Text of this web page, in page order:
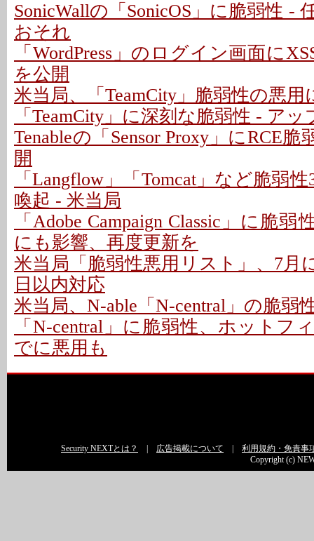
SonicWallの「SonicOS」に脆弱性 -
おそれ
「WordPress」のログイン画面に
を公開
米当局、「TeamCity」脆弱性の悪用
「TeamCity」に深刻な脆弱性 - ア
Tenableの「Sensor Proxy」にRCE
開
「Langflow」「Tomcat」など脆弱
喚起 - 米当局
「Adobe Campaign Classic」に脆
にも影響、再度更新を
米当局「脆弱性悪用リスト」、7月
日以内対応
米当局、N-able「N-central」の脆弱
「N-central」に脆弱性、ホットフ
でに悪用も
Security NEXTとは？ 広告掲載について
利用規約・免責事
Copyright (c)